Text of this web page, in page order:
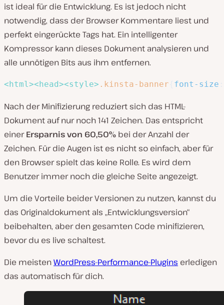
ist ideal für die Entwicklung. Es ist jedoch nicht
notwendig, dass der Browser Kommentare liest und
perfekt eingerückte Tags hat. Ein intelligenter
Kompressor kann dieses Dokument analysieren und
alle unnötigen Bits aus ihm entfernen.
<html ><head><style> .kinsta-banner font-size
Nach der Minifizierung reduziert sich das HTML-
Dokument auf nur noch 141 Zeichen. Das entspricht
einerErsparnis von 60,50% bei der Anzahl der
Zeichen. Für die Augen ist es nicht so einfach, aber für
den Browser spielt das keine Rolle. Es wird dem
Benutzer immer noch die gleiche Seite angezeigt.
Um die Vorteile beider Versionen zu nutzen, kannst du
das Originaldokument als „Entwicklungsversion“
beibehalten, aber den gesamten Code minifizieren,
bevor du es live schaltest.
Die meistenWordPress-Performance-Plugins erledigen
das automatisch für dich.